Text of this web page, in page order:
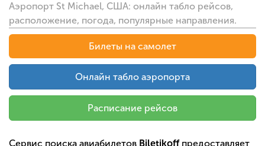
Аэропорт St Michael, США: онлайн табло рейсов,
расположение, погода, популярные направления.
Билеты на самолет
Онлайн табло аэропорта
Расписание рейсов
Сервис поиска авиабилетов Biletikoffпредоставляет